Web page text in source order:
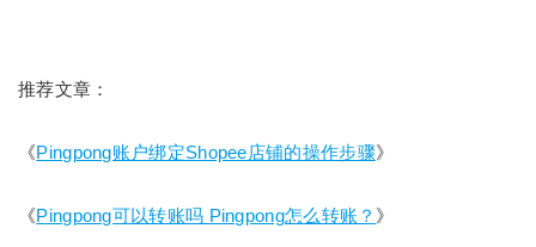
推荐文章：
《Pingpong账户绑定Shopee店铺的操作步骤》
《Pingpong可以转账吗 Pingpong怎么转账？ 》